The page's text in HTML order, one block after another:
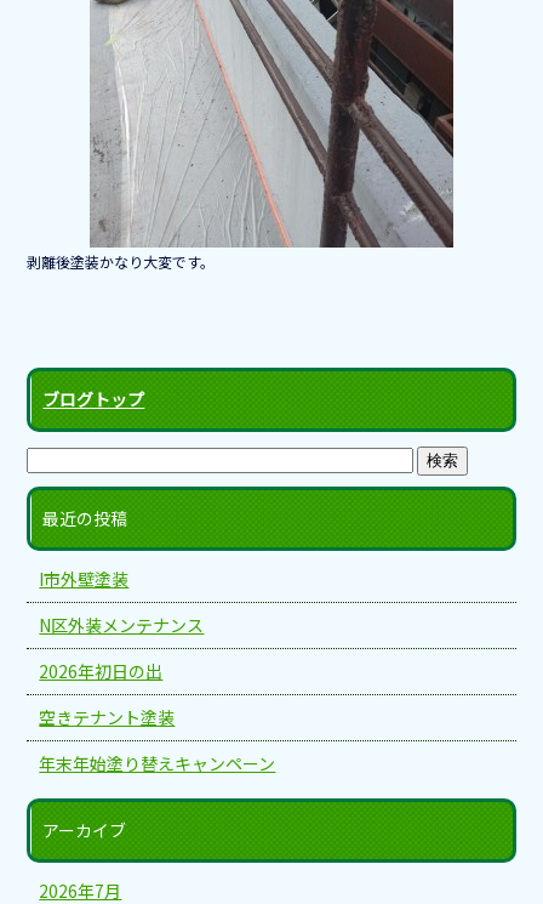
剥離後塗装かなり大変です。
ブログトップ
最近の投稿
I市外壁塗装
N区外装メンテナンス
2026年初日の出
空きテナント塗装
年末年始塗り替えキャンペーン
アーカイブ
2026年7月